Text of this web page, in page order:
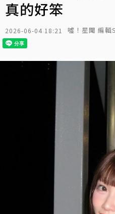
真的好笨
2026-06-04 18:21 噓！星聞 編輯